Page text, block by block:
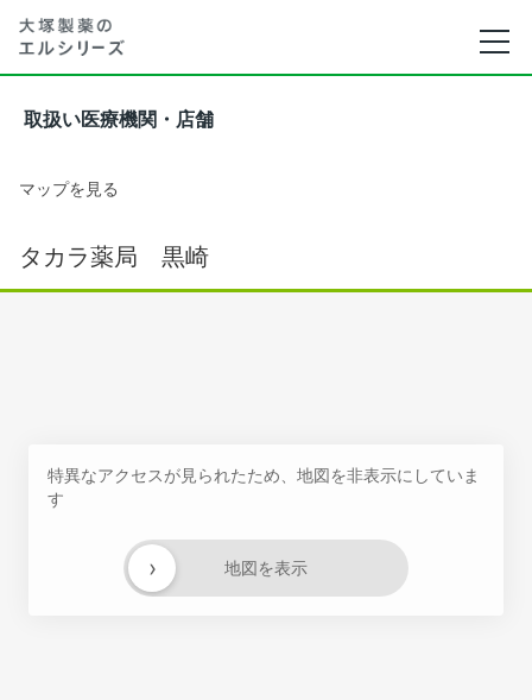
取扱い医療機関・店舗
マップを見る
タカラ薬局 黒崎
特異なアクセスが見られたため、地図を非表示にしていま
す
地図を表示
›